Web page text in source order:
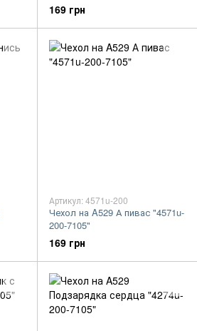
169 грн
Артикул: 4571u-200
Чехол на A529 А пивас "4571u-
200-7105"
169 грн